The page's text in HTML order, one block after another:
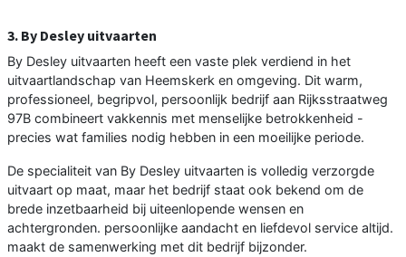
3. By Desley uitvaarten
By Desley uitvaarten heeft een vaste plek verdiend in het
uitvaartlandschap van Heemskerk en omgeving. Dit warm,
professioneel, begripvol, persoonlijk bedrijf aan Rijksstraatweg
97B combineert vakkennis met menselijke betrokkenheid -
precies wat families nodig hebben in een moeilijke periode.
De specialiteit van By Desley uitvaarten is volledig verzorgde
uitvaart op maat, maar het bedrijf staat ook bekend om de
brede inzetbaarheid bij uiteenlopende wensen en
achtergronden. persoonlijke aandacht en liefdevol service altijd.
maakt de samenwerking met dit bedrijf bijzonder.